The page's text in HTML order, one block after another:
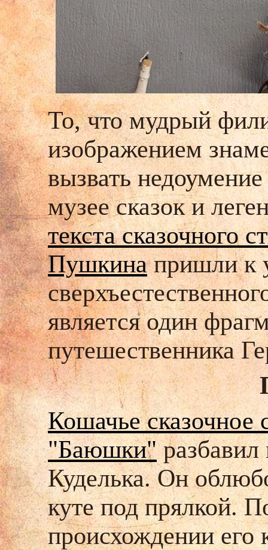
То, что мудрый
изображением
вызвать
музее сказок и
текста сказочного
Пушкинапришли к
является один
путешественника
Кошачье сказочное
"Баюшки"
Куделька. Он
куте под прялкой.
происхождении его